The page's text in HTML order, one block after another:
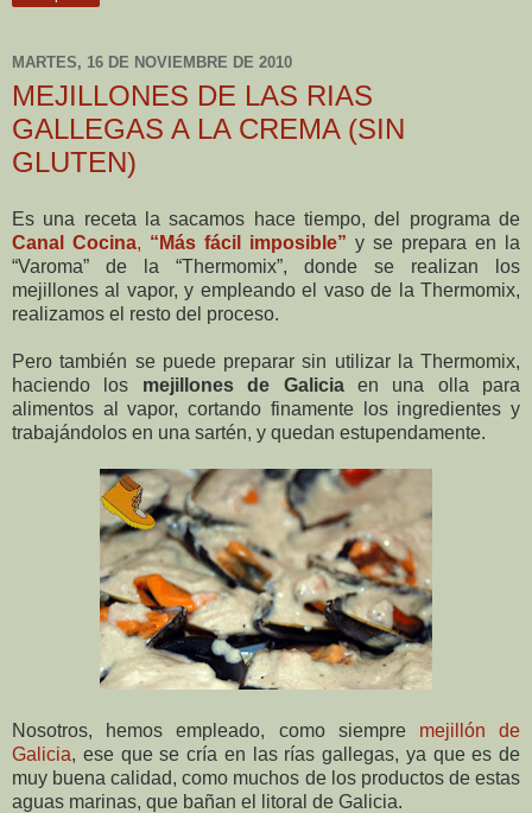
MARTES, 16 DE NOVIEMBRE DE 2010
MEJILLONES DE LAS RIAS
GALLEGAS A LA CREMA (SIN
GLUTEN)
Es una receta la sacamos hace tiempo, del programa de
Canal Cocina, “Más fácil imposible” y se prepara en la
“Varoma” de la “Thermomix”, donde se realizan los
mejillones al vapor, y empleando el vaso de la Thermomix,
realizamos el resto del proceso.
Pero también se puede preparar sin utilizar la Thermomix,
haciendo los mejillones de Galiciaen una olla para
alimentos al vapor, cortando finamente los ingredientes y
trabajándolos en una sartén, y quedan estupendamente.
Nosotros, hemos empleado, como siempre mejillón de
Galicia, ese que se cría en las rías gallegas, ya que es de
muy buena calidad, como muchos de los productos de estas
aguas marinas, que bañan el litoral de Galicia.